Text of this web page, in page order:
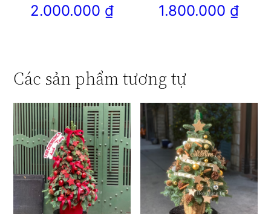
2.000.000 ₫ 1.800.000 ₫
Các sản phẩm tương tự